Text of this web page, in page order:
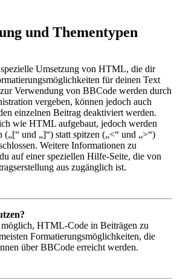
und Thementypen
Umsetzung von HTML, die dir
für deinen Text
Verwendung von BBCode werden durch
vergeben, können jedoch auch
einzelnen Beitrag deaktiviert werden.
wie HTML aufgebaut, jedoch werden
(„[“ und „]“) statt spitzen („<“ und „>“)
Weitere Informationen zu
auf einer speziellen Hilfe-Seite, die von
aus zugänglich ist.
HTML-Code in Beiträgen zu
Formatierungsmöglichkeiten, die
über BBCode erreicht werden.